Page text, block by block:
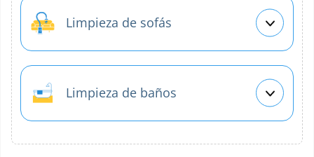
Limpieza de sofás
Limpieza de baños